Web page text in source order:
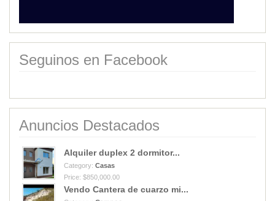
Seguinos en Facebook
Anuncios Destacados
Alquiler duplex 2 dormitor...
Category: Casas
Price: $850,000.00
Vendo Cantera de cuarzo mi...